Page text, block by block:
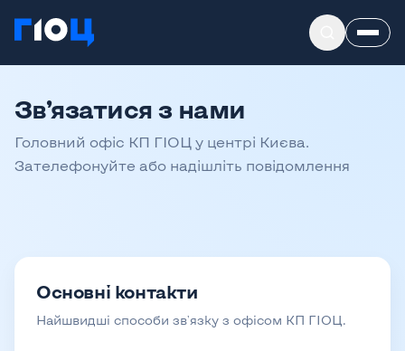
Зв’язатися з нами
Головний офіс КП ГІОЦ у центрі Києва.
Зателефонуйте або надішліть повідомлення
Основні контакти
Найшвидші способи зв'язку з офісом КП ГІОЦ.